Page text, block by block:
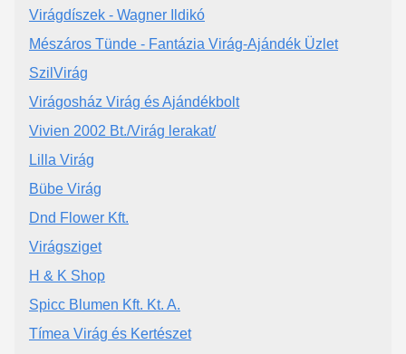
Virágdíszek - Wagner Ildikó
Mészáros Tünde - Fantázia Virág-Ajándék Üzlet
SzilVirág
Virágosház Virág és Ajándékbolt
Vivien 2002 Bt./Virág lerakat/
Lilla Virág
Bübe Virág
Dnd Flower Kft.
Virágsziget
H & K Shop
Spicc Blumen Kft. Kt. A.
Tímea Virág és Kertészet